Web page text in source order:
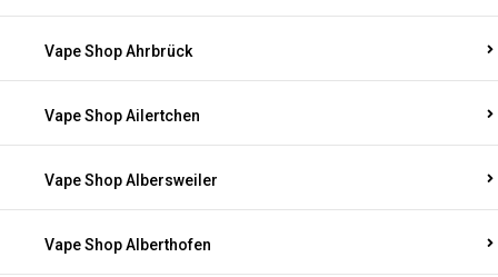
Vape Shop Ahrbrück
Vape Shop Ailertchen
Vape Shop Albersweiler
Vape Shop Alberthofen